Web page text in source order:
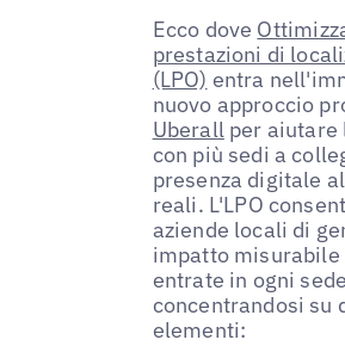
Ecco dove
prestazioni di
(LPO) entra
nuovo approccio
Uberallper aiutare
con più sedi a
presenza digitale
reali. L'LPO
aziende locali di
impatto misurabile
entrate in ogni sede
concentrandosi su
elementi: